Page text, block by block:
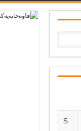
S